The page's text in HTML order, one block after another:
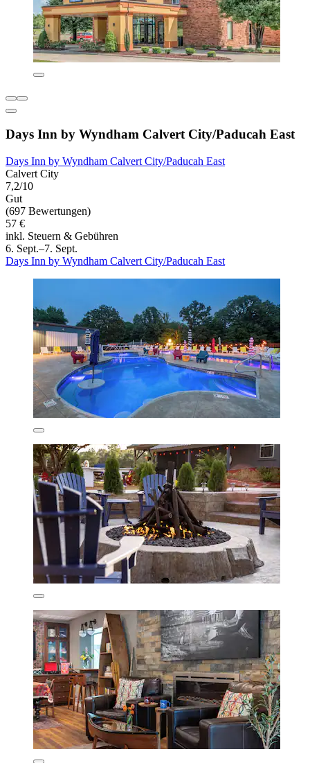
Days Inn by Wyndham Calvert City/Paducah East
Days Inn by Wyndham Calvert City/Paducah East
Calvert City
7,2/10
Gut
(697 Bewertungen)
57 €
inkl. Steuern & Gebühren
6. Sept.–7. Sept.
Days Inn by Wyndham Calvert City/Paducah East